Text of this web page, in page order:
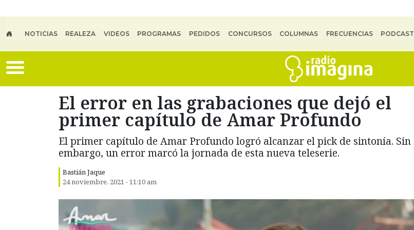
NOTICIAS REALEZA VIDEOS PROGRAMAS PEDIDOS CONCURSOS COLUMNAS FRECUENCIAS PODCAST
El error en las grabaciones que dejó el
primer capítulo de Amar Profundo
El primer capítulo de Amar Profundo logró alcanzar el pick de sintonía. Sin
embargo, un error marcó la jornada de esta nueva teleserie.
Bastián Jaque
24 noviembre, 2021 - 11:10 am